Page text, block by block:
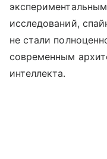
исследований,
не стали
современным
интеллекта.